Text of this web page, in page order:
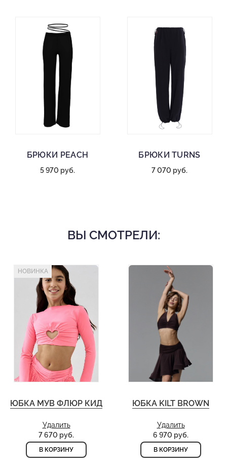
БРЮКИ PEACH
5 970 руб.
БРЮКИ TURNS
7 070 руб.
ВЫ СМОТРЕЛИ:
НОВИНКА
ЮБКА МУВ ФЛЮР КИД
Удалить
7 670 руб.
В КОРЗИНУ
ЮБКА KILT BROWN
Удалить
6 970 руб.
В КОРЗИНУ